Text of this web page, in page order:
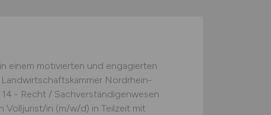
einem motivierten und engagierten
Nordrhein-
- Recht / Sachverständigenwesen
Volljurist/in (m/w/d) in Teilzeit mit